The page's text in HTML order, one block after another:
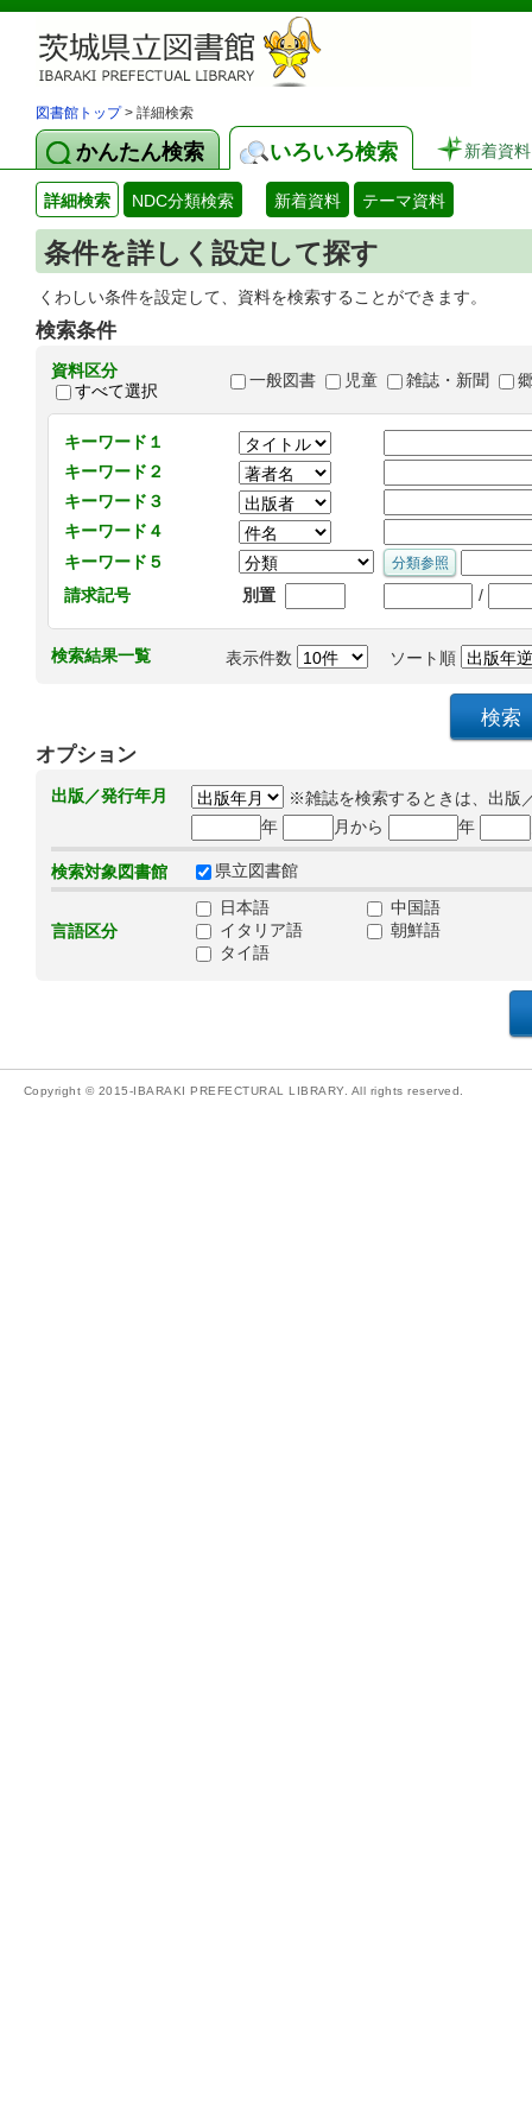
図書館トップ> 詳細検索
かんたん検索 いろいろ検索 新着資料
詳細検索 NDC分類検索 新着資料 テーマ資料
条件を詳しく設定して探す
くわしい条件を設定して、資料を検索することができます。
検索条件
資料区分
すべて選択
一般図書 児童 雑誌・新聞
キーワード１
キーワード２
キーワード３
キーワード４
キーワード５
請求記号
別置 /
検索結果一覧 表示件数 ソート順
オプション
出版／発行年月
※雑誌を検索するときは、出版
年
月から 年
検索対象図書館 県立図書館
言語区分
日本語
中国語
イタリア語
朝鮮語
タイ語
Copyright © 2015-IBARAKI PREFECTURAL LIBRARY. All rights reserved.